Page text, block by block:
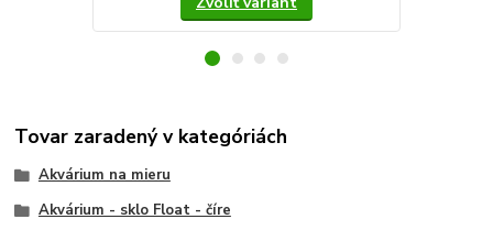
Tovar zaradený v kategóriách
Akvárium na mieru
Akvárium - sklo Float - číre